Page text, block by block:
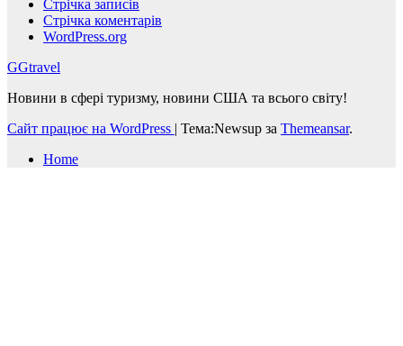
Стрічка записів
Стрічка коментарів
WordPress.org
GGtravel
Новини в сфері туризму, новини США та всього світу!
Сайт працює на WordPress | Тема:Newsup за Themeansar.
Home